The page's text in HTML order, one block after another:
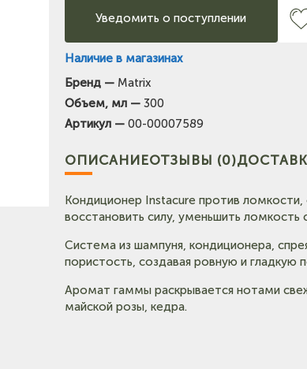
Уведомить о поступлении
Наличие в магазинах
Тел: +7-903-947-7028
Бренд — Matrix
Объем, мл — 300
Артикул — 00-00007589
ОПИСАНИЕОТЗЫВЫ (0)
Кондиционер Instacure против
восстановить силу, уменьшить ломкость
Система из шампуня, кондиционера,
пористость, создавая ровную и гладкую
Аромат гаммы раскрывается нотами
майской розы, кедра.